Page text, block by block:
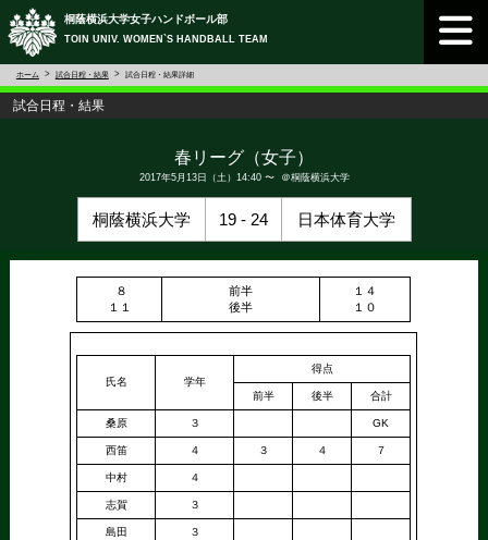
桐蔭横浜大学女子ハンドボール部
TOIN UNIV. WOMEN`S HANDBALL TEAM
ホーム 試合日程・結果 試合日程・結果詳細
試合日程・結果
春リーグ（女子）
2017年5月13日（土）14:40 〜 ＠桐蔭横浜大学
桐蔭横浜大学 19 - 24 日本体育大学
８
１１
前半
後半
１４
１０
氏名 学年
得点
前半 後半 合計
桑原 ３ GK
西笛 ４ ３ ４ ７
中村 ４
志賀 ３
島田 ３